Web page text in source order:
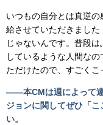
いつもの自分とは真逆
給させていただきまし
じゃないんです。普段
しているような人間な
ただけたので、すごくこ
――本CMは週によって
ジョンに関してぜひ「
い。